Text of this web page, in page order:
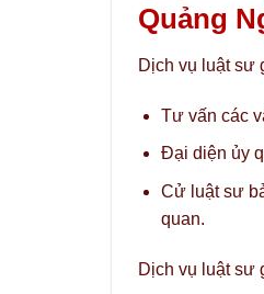
Quảng
Dịch vụ luật sư
Tư vấn các
Đại diện ủy
Cử luật sư
quan.
Dịch vụ luật sư